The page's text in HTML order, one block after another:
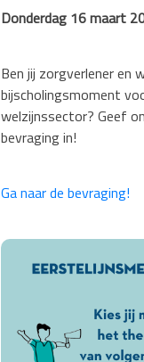
Donderdag 16 maart
Ben jij zorgverlener en
bijscholingsmoment
welzijnssector? Geef
bevraging in!
Ga naar de bevraging!